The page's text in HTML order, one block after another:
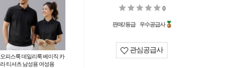
오피스룩 데일리룩 베이직 카
라 티셔츠 남성용 여성용
0
판매2등급 우수공급사
관심공급사